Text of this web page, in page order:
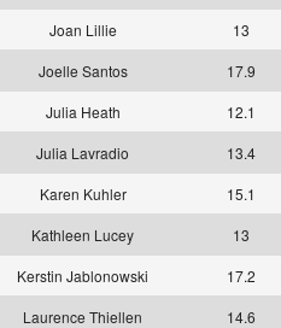
Joan Lillie 13
Joelle Santos 17.9
Julia Heath 12.1
Julia Lavradio 13.4
Karen Kuhler 15.1
Kathleen Lucey 13
Kerstin Jablonowski 17.2
Laurence Thiellen 14.6